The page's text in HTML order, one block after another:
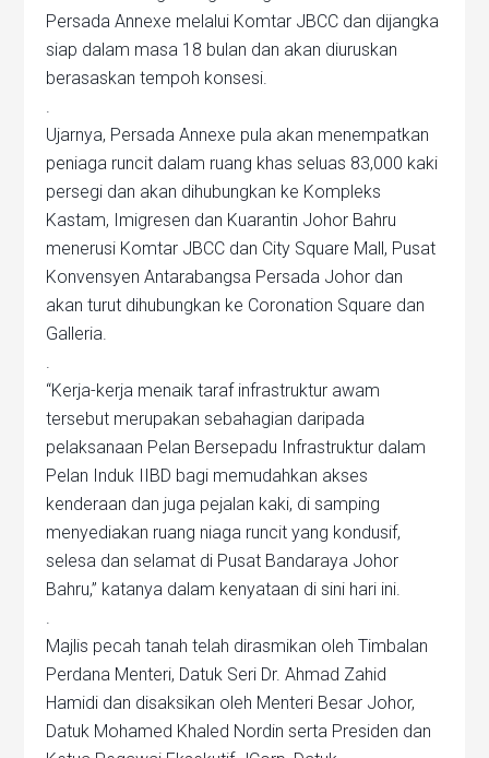
Persada Annexe melalui Komtar JBCC dan dijangka
siap dalam masa 18 bulan dan akan diuruskan
berasaskan tempoh konsesi.
.
Ujarnya, Persada Annexe pula akan menempatkan
peniaga runcit dalam ruang khas seluas 83,000 kaki
persegi dan akan dihubungkan ke Kompleks
Kastam, Imigresen dan Kuarantin Johor Bahru
menerusi Komtar JBCC dan City Square Mall, Pusat
Konvensyen Antarabangsa Persada Johor dan
akan turut dihubungkan ke Coronation Square dan
Galleria.
.
“Kerja-kerja menaik taraf infrastruktur awam
tersebut merupakan sebahagian daripada
pelaksanaan Pelan Bersepadu Infrastruktur dalam
Pelan Induk IIBD bagi memudahkan akses
kenderaan dan juga pejalan kaki, di samping
menyediakan ruang niaga runcit yang kondusif,
selesa dan selamat di Pusat Bandaraya Johor
Bahru,” katanya dalam kenyataan di sini hari ini.
.
Majlis pecah tanah telah dirasmikan oleh Timbalan
Perdana Menteri, Datuk Seri Dr. Ahmad Zahid
Hamidi dan disaksikan oleh Menteri Besar Johor,
Datuk Mohamed Khaled Nordin serta Presiden dan